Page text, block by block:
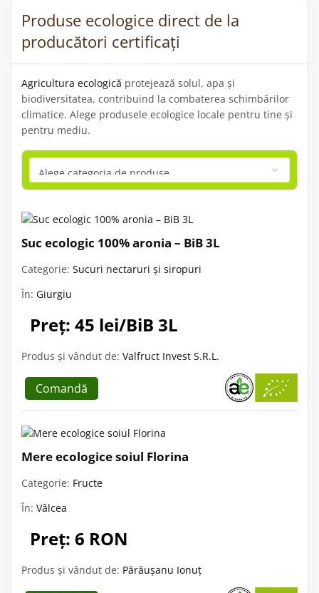
Produse ecologice direct de la
producători certificați
Agricultura ecologică protejează solul, apa și
biodiversitatea, contribuind la combaterea schimbărilor
climatice. Alege produsele ecologice locale pentru tine și
pentru mediu.
Suc ecologic 100% aronia – BiB 3L
Categorie: Sucuri nectaruri și siropuri
În: Giurgiu
Preț: 45 lei/BiB 3L
Produs și vândut de: Valfruct Invest S.R.L.
Comandă
Mere ecologice soiul Florina
Categorie: Fructe
În: Vâlcea
Preț: 6 RON
Produs și vândut de: Părăușanu Ionuț